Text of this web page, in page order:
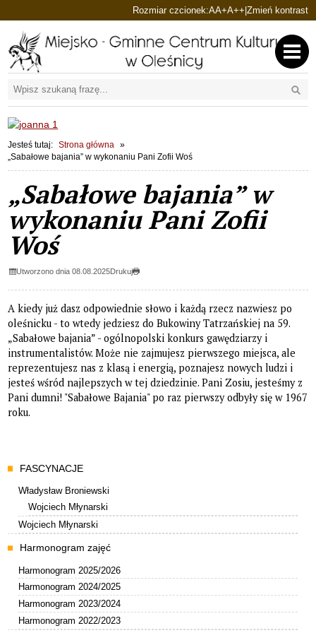
Przejdź do wyszukiwarki
Rozmiar czcionek:Ustaw domyślną czcionkę
AUstaw większą czcionkę
A+Ustaw największą
A++ Zmień kontrast
«
1
Jesteś tutaj:
Strona główna
„Sabałowe bajania” w wykonaniu Pani Zofii Woś
„Sabałowe bajania” w
wykonaniu Pani Zofii
Woś
Utworzono dnia 08.08.2025Drukuj
A kiedy już dasz odpowiednie słowo i każdą rzecz nazwiesz po
oleśnicku - to wtedy jedziesz do Bukowiny Tatrzańskiej na 59.
„Sabałowe bajania” - ogólnopolski konkurs gawędziarzy i
instrumentalistów. Może nie zajmujesz pierwszego miejsca, ale
reprezentujesz nas z klasą i energią, poznajesz nowych ludzi i
jesteś wśród najlepszych w tej dziedzinie. Pani Zosiu, jesteśmy z
Pani dumni! "Sabałowe Bajania" po raz pierwszy odbyły się w 1967
roku.
Menu
FASCYNACJE
Władysław Broniewski
Wojciech Młynarski
Wojciech Młynarski
Harmonogram zajęć
Harmonogram 2025/2026
Harmonogram 2024/2025
Harmonogram 2023/2024
Harmonogram 2022/2023